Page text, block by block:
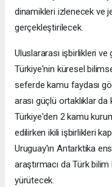
dinamikleri izlenecek ve
gerçekleştirilecek.
Uluslararası işbirlikleri ve
Türkiye'nin küresel
seferde kamu faydası
arası güçlü ortaklıklar
Türkiye'den 2 kamu
edilirken ikili işbirlikleri
Uruguay'ın Antarktika
araştırmacı da Türk bilim
yürütecek.